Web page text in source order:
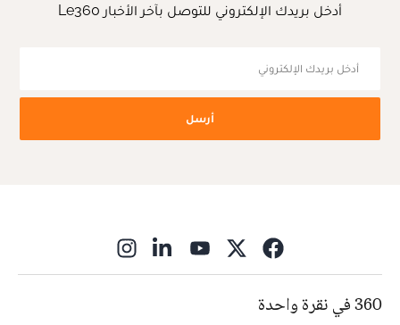
أدخل بريدك الإلكتروني للتوصل بآخر الأخبار Le360
أرسل
360 في نقرة واحدة